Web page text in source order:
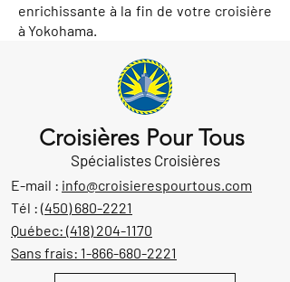
enrichissante à la fin de votre croisière
à Yokohama.
Croisières Pour Tous
Spécialistes Croisières
E-mail : info@croisierespourtous.com
Tél : (450) 680-2221
Québec: (418) 204-1170
Sans frais: 1-866-680-2221